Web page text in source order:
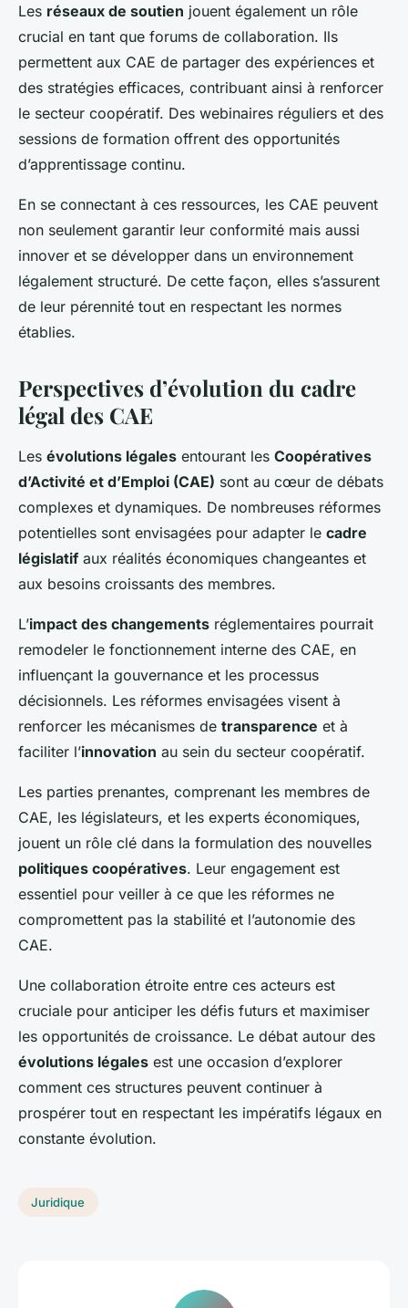
Les réseaux de soutien jouent également un rôle
crucial en tant que forums de collaboration. Ils
permettent aux CAE de partager des expériences et
des stratégies efficaces, contribuant ainsi à renforcer
le secteur coopératif. Des webinaires réguliers et des
sessions de formation offrent des opportunités
d’apprentissage continu.
En se connectant à ces ressources, les CAE peuvent
non seulement garantir leur conformité mais aussi
innover et se développer dans un environnement
légalement structuré. De cette façon, elles s’assurent
de leur pérennité tout en respectant les normes
établies.
Perspectives d’évolution du cadre
légal des CAE
Les évolutions légales entourant les Coopératives
d’Activité et d’Emploi (CAE) sont au cœur de débats
complexes et dynamiques. De nombreuses réformes
potentielles sont envisagées pour adapter le cadre
législatif aux réalités économiques changeantes et
aux besoins croissants des membres.
L’impact des changements réglementaires pourrait
remodeler le fonctionnement interne des CAE, en
influençant la gouvernance et les processus
décisionnels. Les réformes envisagées visent à
renforcer les mécanismes de transparence et à
faciliter l’innovation au sein du secteur coopératif.
Les parties prenantes, comprenant les membres de
CAE, les législateurs, et les experts économiques,
jouent un rôle clé dans la formulation des nouvelles
politiques coopératives. Leur engagement est
essentiel pour veiller à ce que les réformes ne
compromettent pas la stabilité et l’autonomie des
CAE.
Une collaboration étroite entre ces acteurs est
cruciale pour anticiper les défis futurs et maximiser
les opportunités de croissance. Le débat autour des
évolutions légales est une occasion d’explorer
comment ces structures peuvent continuer à
prospérer tout en respectant les impératifs légaux en
constante évolution.
Juridique